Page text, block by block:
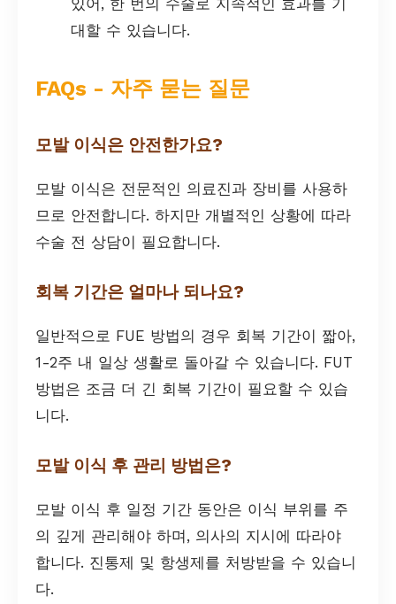
있어, 한 번의 수술로 지속적인 효과를 기
대할 수 있습니다.
FAQs - 자주 묻는 질문
모발 이식은 안전한가요?
모발 이식은 전문적인 의료진과 장비를 사용하
므로 안전합니다. 하지만 개별적인 상황에 따라
수술 전 상담이 필요합니다.
회복 기간은 얼마나 되나요?
일반적으로 FUE 방법의 경우 회복 기간이 짧아,
1-2주 내 일상 생활로 돌아갈 수 있습니다. FUT
방법은 조금 더 긴 회복 기간이 필요할 수 있습
니다.
모발 이식 후 관리 방법은?
모발 이식 후 일정 기간 동안은 이식 부위를 주
의 깊게 관리해야 하며, 의사의 지시에 따라야
합니다. 진통제 및 항생제를 처방받을 수 있습니
다.